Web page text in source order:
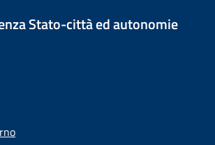
Stato-città ed autonomie